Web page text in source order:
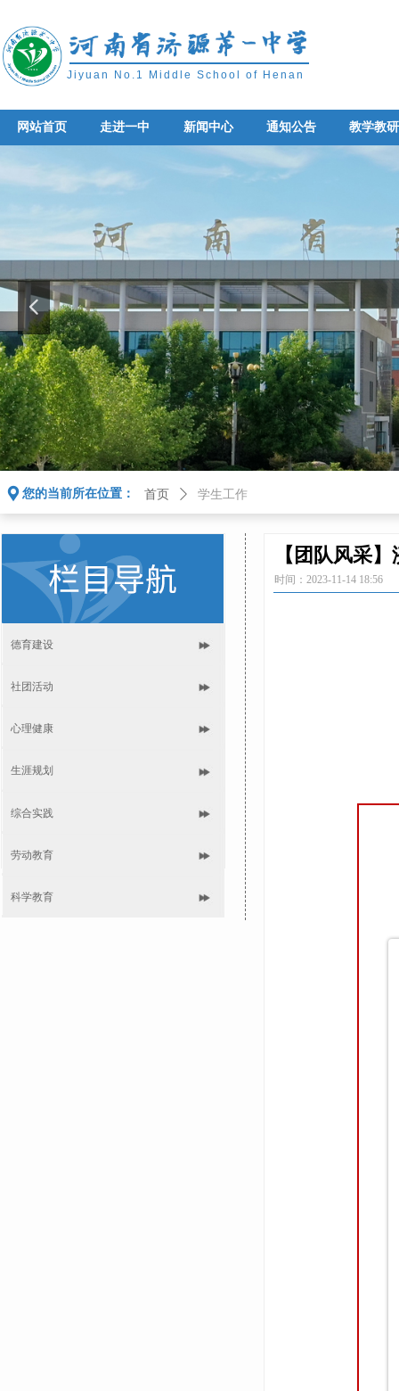
Jiyuan No.1 Middle School of Henan
网站首页
网站首页
走进一中 新闻中心
新闻中心
通知公告
通知公告
教学教研
教学教研
您的当前所在位置： 首页 ꄲ 学生工作
끇
넳
德育建设
社团活动
心理健康
生涯规划
综合实践
劳动教育
科学教育
时间： 2023-11-14 18:56
【团队风采